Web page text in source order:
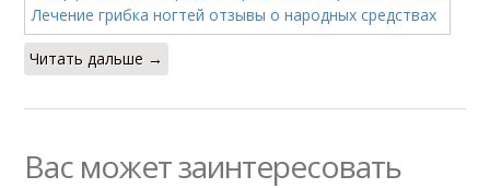
Читать дальше →
Вас может заинтересовать